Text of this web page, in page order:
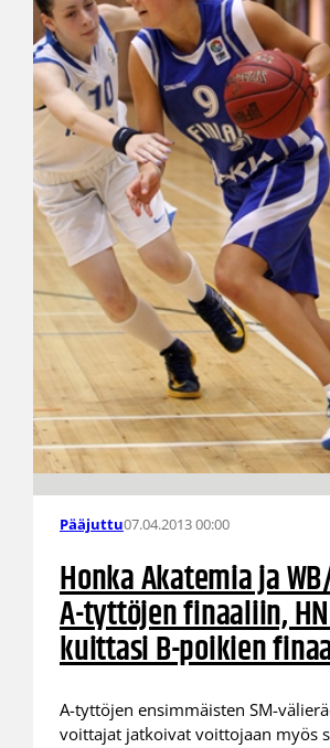
Pääjuttu07.04.2013 00:00
Honka Akatemia ja
A-tyttöjen finaaliin,
kuittasi B-poikien
A-tyttöjen ensimmäisten SM-
voittajat jatkoivat voittojaan myös